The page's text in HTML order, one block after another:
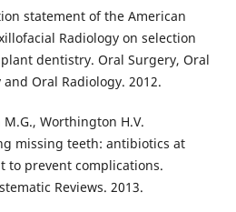
statement of the American
Radiology on selection
dentistry. Oral Surgery, Oral
Oral Radiology. 2012.
Worthington H.V.
missing teeth: antibiotics at
to prevent complications.
Reviews. 2013.